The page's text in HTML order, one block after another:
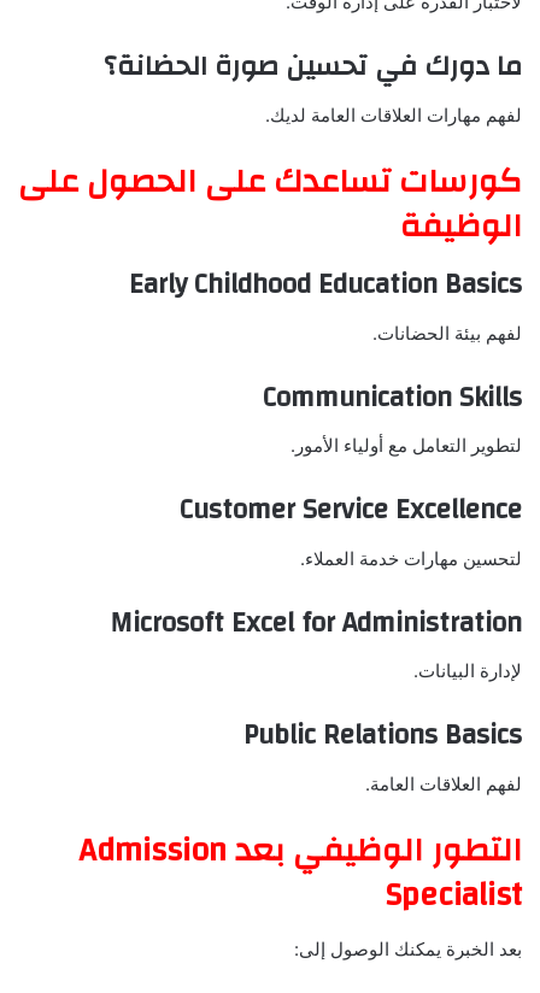
ما دورك في تحسين صورة الحضانة؟
لفهم مهارات العلاقات العامة لديك.
كورسات تساعدك على الحصول على
الوظيفة
Early Childhood Education Basics
لفهم بيئة الحضانات.
Communication Skills
لتطوير التعامل مع أولياء الأمور.
Customer Service Excellence
لتحسين مهارات خدمة العملاء.
Microsoft Excel for Administration
لإدارة البيانات.
Public Relations Basics
لفهم العلاقات العامة.
التطور الوظيفي بعد Admission
Specialist
بعد الخبرة يمكنك الوصول إلى: